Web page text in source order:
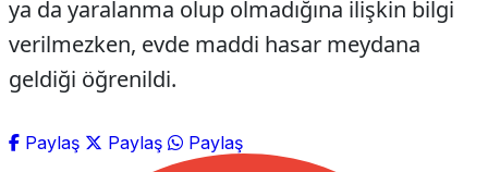
ya da yaralanma olup olmadığına ilişkin bilgi
verilmezken, evde maddi hasar meydana
geldiği öğrenildi.
Paylaş Paylaş Paylaş